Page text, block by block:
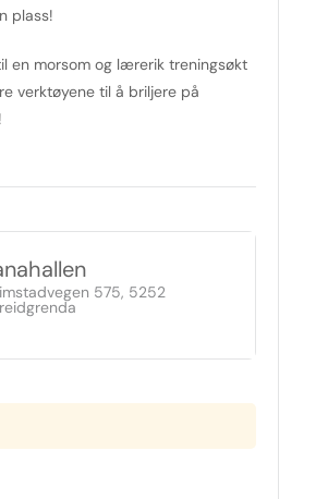
plass!
en morsom og lærerik treningsøkt
verktøyene til å briljere på
575, 5252